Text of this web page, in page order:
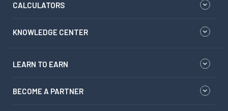
CALCULATORS
KNOWLEDGE CENTER
LEARN TO EARN
BECOME A PARTNER